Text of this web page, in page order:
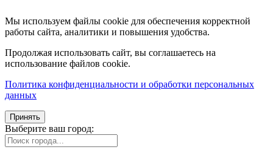
Мы используем файлы cookie для обеспечения корректной
работы сайта, аналитики и повышения удобства.
Продолжая использовать сайт, вы соглашаетесь на
использование файлов cookie.
Политика конфиденциальности и обработки персональных
данных
Принять
Выберите ваш город: